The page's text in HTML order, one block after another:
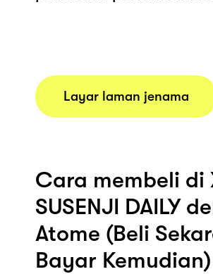
Layar laman jenama
Cara membeli di
SUSENJI DAILY
Atome (Beli
Bayar Kemudian)